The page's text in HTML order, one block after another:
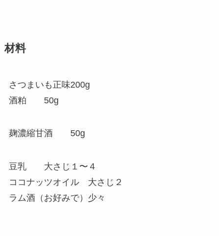
材料
さつまいも正味200g
酒粕 50g
麹濃縮甘酒 50g
豆乳 大さじ１〜４
ココナッツオイル 大さじ２
ラム酒（お好みで）少々